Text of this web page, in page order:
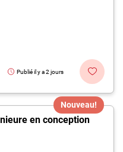
Publié il y a 2 jours
Nouveau!
en conception